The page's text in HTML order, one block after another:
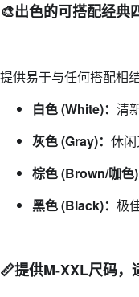
🎨出色的可搭配经典
提供易于与任何搭配相
白色 (White)： 清
灰色 (Gray)： 休闲
棕色 (Brown/咖色)
黑色 (Black)： 极
📏提供M-XXL尺码，